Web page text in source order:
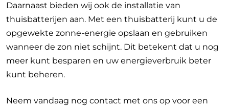
Daarnaast bieden wij ook de installatie van
thuisbatterijen aan. Met een thuisbatterij kunt u de
opgewekte zonne-energie opslaan en gebruiken
wanneer de zon niet schijnt. Dit betekent dat u nog
meer kunt besparen en uw energieverbruik beter
kunt beheren.
Neem vandaag nog contact met ons op voor een